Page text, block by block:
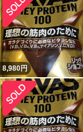
8,980円